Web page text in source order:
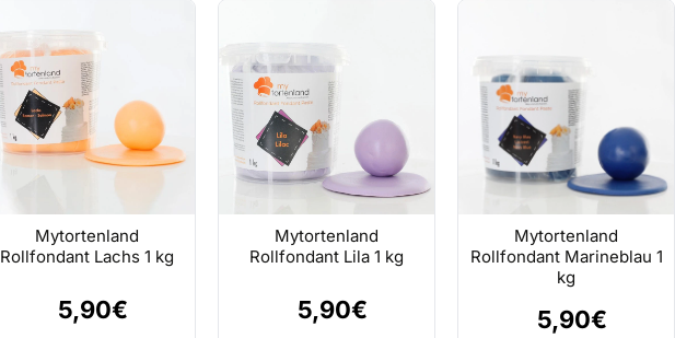
Mytortenland
Rollfondant Lachs 1 kg
5,90€
Mytortenland
Rollfondant Lila 1 kg
5,90€
Mytortenland
Rollfondant Marineblau 1
kg
5,90€